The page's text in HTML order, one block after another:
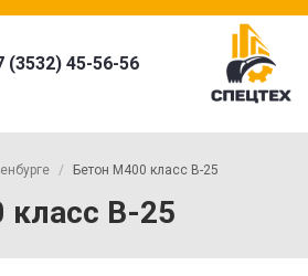
(3532) 45-56-56
Бетон М400 класс В-25
класс В-25